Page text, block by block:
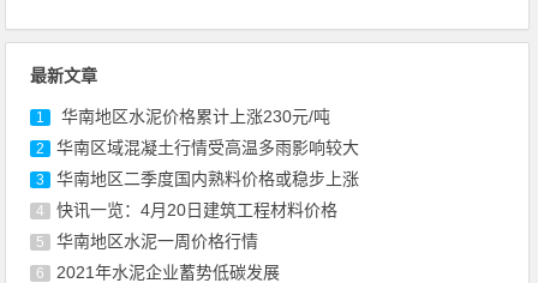
最新文章
1 华南地区水泥价格累计上涨230元/吨
2 华南区域混凝土行情受高温多雨影响较大
3 华南地区二季度国内熟料价格或稳步上涨
4 快讯一览：4月20日建筑工程材料价格
5 华南地区水泥一周价格行情
6 2021年水泥企业蓄势低碳发展